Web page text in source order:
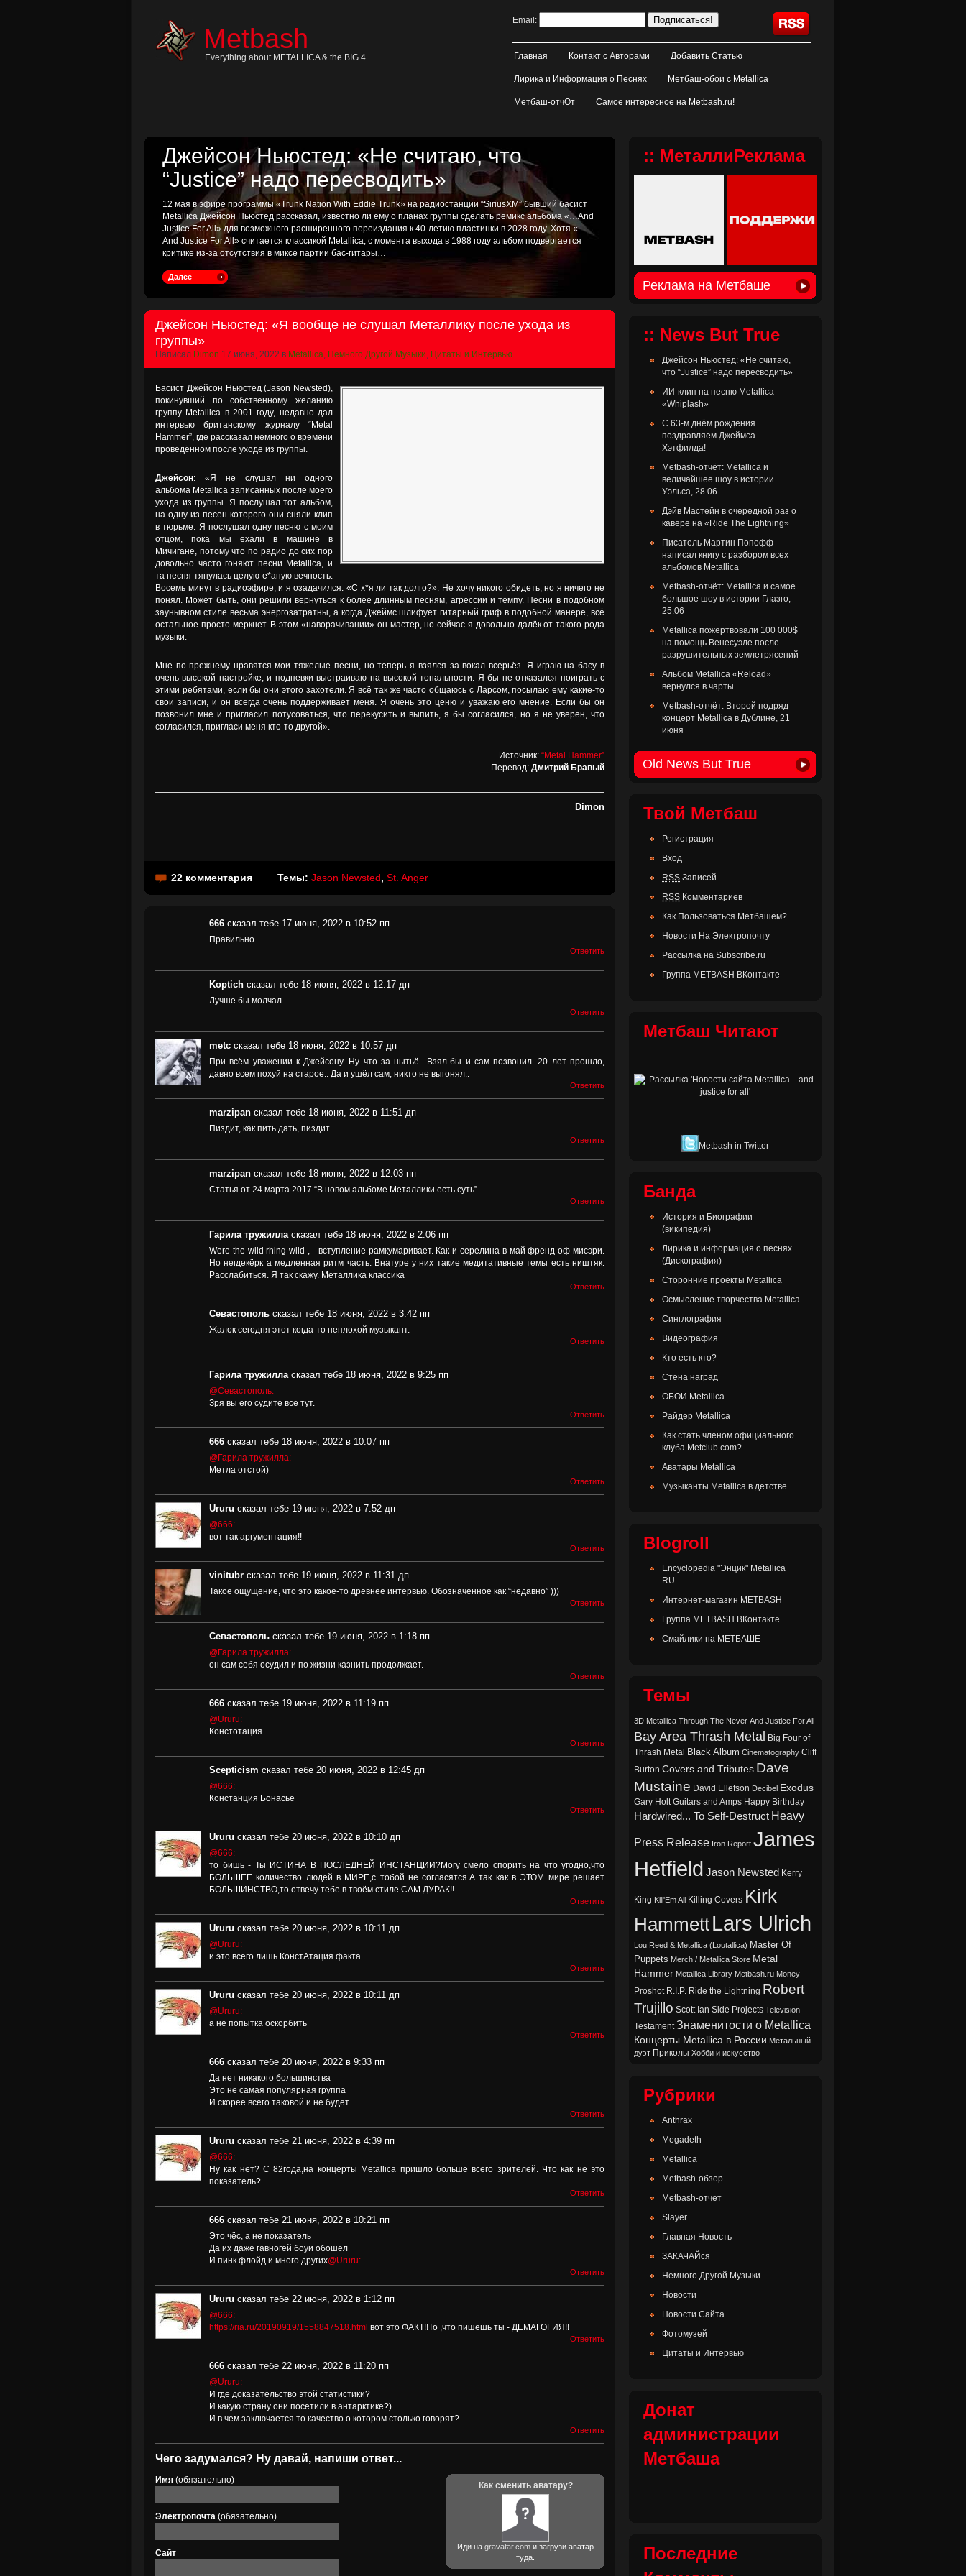
Metbash
Everything about METALLICA & the BIG 4
Email:
Главная Контакт с Авторами Добавить Статью
Лирика и Информация о Песнях Метбаш-обои с Metallica
Метбаш-отчОт Самое интересное на Metbash.ru!
Джейсон Ньюстед: «Не считаю, что
“Justice” надо пересводить»
12 мая в эфире программы «Trunk Nation With Eddie Trunk» на радиостанции “SiriusXM” бывший басист
Metallica Джейсон Ньюстед рассказал, известно ли ему о планах группы сделать ремикс альбома «…And
Justice For All» для возможного расширенного переиздания к 40-летию пластинки в 2028 году. Хотя «…
And Justice For All» считается классикой Metallica, с момента выхода в 1988 году альбом подвергается
критике из-за отсутствия в миксе партии бас-гитары…
Далее
Джейсон Ньюстед: «Я вообще не слушал Металлику после ухода из
группы»
Написал Dimon 17 июня, 2022 в Metallica, Немного Другой Музыки, Цитаты и Интервью
Басист Джейсон Ньюстед (Jason Newsted),
покинувший по собственному желанию
группу Metallica в 2001 году, недавно дал
интервью британскому журналу “Metal
Hammer”, где рассказал немного о времени
проведённом после уходе из группы.
Джейсон: «Я не слушал ни одного
альбома Metallica записанных после моего
ухода из группы. Я послушал тот альбом,
на одну из песен которого они сняли клип
в тюрьме. Я послушал одну песню с моим
отцом, пока мы ехали в машине в
Мичигане, потому что по радио до сих пор
довольно часто гоняют песни Metallica, и
та песня тянулась целую е*аную вечность.
Восемь минут в радиоэфире, и я озадачился: «С х*я ли так долго?». Не хочу никого обидеть, но я ничего не
понял. Может быть, они решили вернуться к более длинным песням, агрессии и темпу. Песни в подобном
заунывном стиле весьма энергозатратны, а когда Джеймс шлифует гитарный гриф в подобной манере, всё
остальное просто меркнет. В этом «наворачивании» он мастер, но сейчас я довольно далёк от такого рода
музыки.
Мне по-прежнему нравятся мои тяжелые песни, но теперь я взялся за вокал всерьёз. Я играю на басу в
очень высокой настройке, и подпевки выстраиваю на высокой тональности. Я бы не отказался поиграть с
этими ребятами, если бы они этого захотели. Я всё так же часто общаюсь с Ларсом, посылаю ему какие-то
свои записи, и он всегда очень поддерживает меня. Я очень это ценю и уважаю его мнение. Если бы он
позвонил мне и пригласил потусоваться, что перекусить и выпить, я бы согласился, но я не уверен, что
согласился, пригласи меня кто-то другой».
Источник: “Metal Hammer”
Перевод: Дмитрий Бравый
Dimon
22 комментария Темы: Jason Newsted, St. Anger
666 сказал тебе 17 июня, 2022 в 10:52 пп
Правильно
Ответить
Koptich сказал тебе 18 июня, 2022 в 12:17 дп
Лучше бы молчал…
Ответить
metc сказал тебе 18 июня, 2022 в 10:57 дп
При всём уважении к Джейсону. Ну что за нытьё.. Взял-бы и сам позвонил. 20 лет прошло,
давно всем похуй на старое.. Да и ушёл сам, никто не выгонял..
Ответить
marzipan сказал тебе 18 июня, 2022 в 11:51 дп
Пиздит, как пить дать, пиздит
Ответить
marzipan сказал тебе 18 июня, 2022 в 12:03 пп
Статья от 24 марта 2017 “В новом альбоме Металлики есть суть”
Ответить
Гарила тружилла сказал тебе 18 июня, 2022 в 2:06 пп
Were the wild rhing wild , - вступление рамкумаривает. Как и серелина в май френд оф мисэри.
Но негдекёрк а медленная ритм часть. Внатуре у них такие медитативные темы есть ништяк.
Расслабиться. Я так скажу. Металлика классика
Ответить
Севастополь сказал тебе 18 июня, 2022 в 3:42 пп
Жалок сегодня этот когда-то неплохой музыкант.
Ответить
Гарила тружилла сказал тебе 18 июня, 2022 в 9:25 пп
@Севастополь:
Зря вы его судите все тут.
Ответить
666 сказал тебе 18 июня, 2022 в 10:07 пп
@Гарила тружилла:
Метла отстой)
Ответить
Ururu сказал тебе 19 июня, 2022 в 7:52 дп
@666:
вот так аргументация!!
Ответить
vinitubr сказал тебе 19 июня, 2022 в 11:31 дп
Такое ощущение, что это какое-то древнее интервью. Обозначенное как “недавно” )))
Ответить
Севастополь сказал тебе 19 июня, 2022 в 1:18 пп
@Гарила тружилла:
он сам себя осудил и по жизни казнить продолжает.
Ответить
666 сказал тебе 19 июня, 2022 в 11:19 пп
@Ururu:
Констотация
Ответить
Scepticism сказал тебе 20 июня, 2022 в 12:45 дп
@666:
Констанция Бонасье
Ответить
Ururu сказал тебе 20 июня, 2022 в 10:10 дп
@666:
то бишь - Ты ИСТИНА В ПОСЛЕДНЕЙ ИНСТАНЦИИ?Могу смело спорить на что угодно,что
БОЛЬШЕЕ количество людей в МИРЕ,с тобой не согласятся.А так как в ЭТОМ мире решает
БОЛЬШИНСТВО,то отвечу тебе в твоём стиле САМ ДУРАК!!
Ответить
Ururu сказал тебе 20 июня, 2022 в 10:11 дп
@Ururu:
и это всего лишь КонстАтация факта….
Ответить
Ururu сказал тебе 20 июня, 2022 в 10:11 дп
@Ururu:
а не попытка оскорбить
Ответить
666 сказал тебе 20 июня, 2022 в 9:33 пп
Да нет никакого большинства
Это не самая популярная группа
И скорее всего таковой и не будет
Ответить
Ururu сказал тебе 21 июня, 2022 в 4:39 пп
@666:
Ну как нет? С 82года,на концерты Metallica пришло больше всего зрителей. Что как не это
показатель?
Ответить
666 сказал тебе 21 июня, 2022 в 10:21 пп
Это чёс, а не показатель
Да их даже гавногей боуи обошел
И пинк флойд и много других@Ururu:
Ответить
Ururu сказал тебе 22 июня, 2022 в 1:12 пп
@666:
https://ria.ru/20190919/1558847518.html вот это ФАКТ!!То ,что пишешь ты - ДЕМАГОГИЯ!!
Ответить
666 сказал тебе 22 июня, 2022 в 11:20 пп
@Ururu:
И где доказательство этой статистики?
И какую страну они посетили в антарктике?)
И в чем заключается то качество о котором столько говорят?
Ответить
Чего задумался? Ну давай, напиши ответ...
Как сменить аватару?
Иди на gravatar.com и загрузи аватар
туда.
Имя (обязательно)
Электропочта (обязательно)
Сайт
:: МеталлиРеклама
Реклама на Метбаше
:: News But True
Джейсон Ньюстед: «Не считаю,
что “Justice” надо пересводить»
ИИ-клип на песню Metallica
«Whiplash»
С 63-м днём рождения
поздравляем Джеймса
Хэтфилда!
Metbash-отчёт: Metallica и
величайшее шоу в истории
Уэльса, 28.06
Дэйв Мастейн в очередной раз о
кавере на «Ride The Lightning»
Писатель Мартин Попофф
написал книгу с разбором всех
альбомов Metallica
Metbash-отчёт: Metallica и самое
большое шоу в истории Глазго,
25.06
Metallica пожертвовали 100 000$
на помощь Венесуэле после
разрушительных землетрясений
Альбом Metallica «Reload»
вернулся в чарты
Metbash-отчёт: Второй подряд
концерт Metallica в Дублине, 21
июня
Old News But True
Твой Метбаш
Регистрация
Вход
RSS Записей
RSS Комментариев
Как Пользоваться Метбашем?
Новости На Электропочту
Рассылка на Subscribe.ru
Группа METBASH ВКонтакте
Метбаш Читают
Metbash in Twitter
Банда
История и Биографии
(википедия)
Лирика и информация о песнях
(Дискография)
Сторонние проекты Metallica
Осмысление творчества Metallica
Синглография
Видеография
Кто есть кто?
Стена наград
ОБОИ Metallica
Райдер Metallica
Как стать членом официального
клуба Metclub.com?
Аватары Metallica
Музыканты Metallica в детстве
Blogroll
Encyclopedia "Энцик" Metallica
RU
Интернет-магазин METBASH
Группа METBASH ВКонтакте
Смайлики на МЕТБАШЕ
Темы
3D Metallica Through The Never And Justice For All
Bay Area Thrash Metal Big Four of
Thrash Metal Black Album Cinematography Cliff
Burton Covers and Tributes Dave
Mustaine David Ellefson Decibel Exodus
Gary Holt Guitars and Amps Happy Birthday
Hardwired... To Self-Destruct Heavy
Press Release Iron Report James
Hetfield Jason Newsted Kerry
King Kill'Em All Killing Covers Kirk
HammettLars Ulrich
Lou Reed & Metallica (Loutallica) Master Of
Puppets Merch / Metallica Store Metal
Hammer Metallica Library Metbash.ru Money
Proshot R.I.P. Ride the Lightning Robert
Trujillo Scott Ian Side Projects Television
Testament Знаменитости о Metallica
Концерты Metallica в России Метальный
дуэт Приколы Хобби и искусство
Рубрики
Anthrax
Megadeth
Metallica
Metbash-обзор
Metbash-отчет
Slayer
Главная Новость
ЗАКАЧАЙся
Немного Другой Музыки
Новости
Новости Сайта
Фотомузей
Цитаты и Интервью
Донат
администрации
Метбаша
Последние